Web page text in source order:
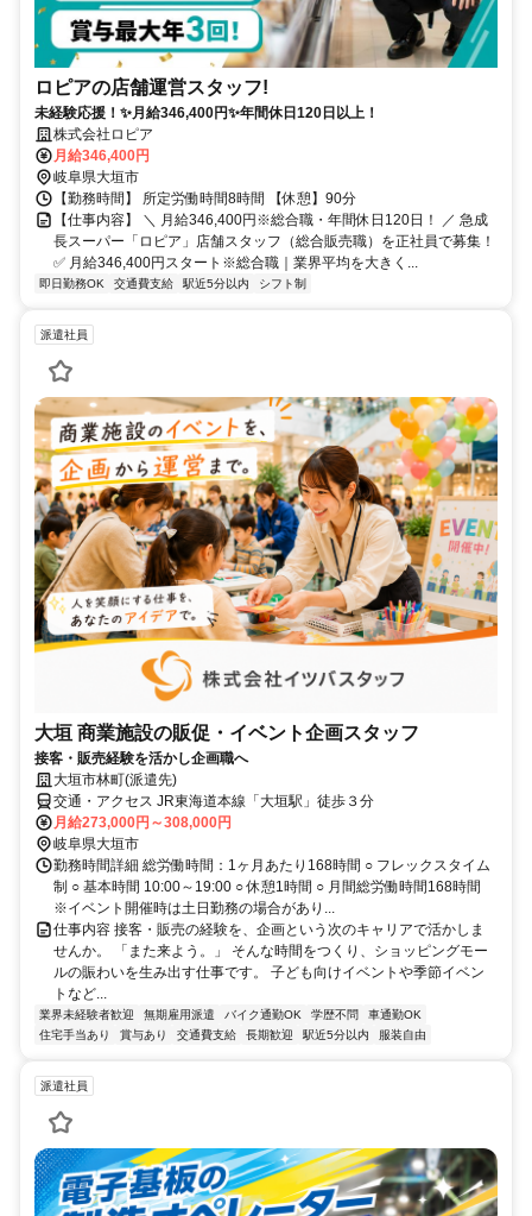
ロピアの店舗運営スタッフ!
未経験応援！✨月給346,400円✨年間休日120日以上！
株式会社ロピア
月給346,400円
岐阜県大垣市
【勤務時間】 所定労働時間8時間 【休憩】90分
【仕事内容】 ＼ 月給346,400円※総合職・年間休日120日！ ／ 急成
長スーパー「ロピア」店舗スタッフ（総合販売職）を正社員で募集！
✅ 月給346,400円スタート※総合職｜業界平均を大きく...
即日勤務OK 交通費支給 駅近5分以内 シフト制
派遣社員
大垣 商業施設の販促・イベント企画スタッフ
接客・販売経験を活かし企画職へ
大垣市林町(派遣先)
交通・アクセス JR東海道本線「大垣駅」徒歩３分
月給273,000円～308,000円
岐阜県大垣市
勤務時間詳細 総労働時間：1ヶ月あたり168時間 ○ フレックスタイム
制 ○ 基本時間 10:00～19:00 ○ 休憩1時間 ○ 月間総労働時間168時間
※イベント開催時は土日勤務の場合があり...
仕事内容 接客・販売の経験を、企画という次のキャリアで活かしま
せんか。 「また来よう。」 そんな時間をつくり、ショッピングモー
ルの賑わいを生み出す仕事です。 子ども向けイベントや季節イベン
トなど...
業界未経験者歓迎 無期雇用派遣 バイク通勤OK 学歴不問
車通勤OK
住宅手当あり
賞与あり 交通費支給 長期歓迎 駅近5分以内 服装自由
派遣社員